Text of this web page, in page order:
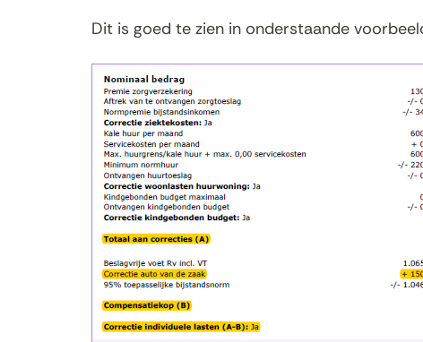
Dit is goed te zien in onderstaande